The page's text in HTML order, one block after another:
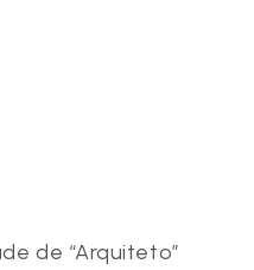
de “Arquiteto”